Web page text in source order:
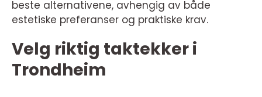
beste alternativene, avhengig av både
estetiske preferanser og praktiske krav.
Velg riktig taktekker i
Trondheim